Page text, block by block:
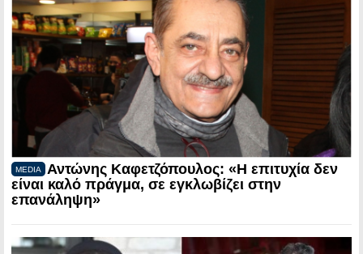
MEDIA
Αντώνης Καφετζόπουλος: «Η επιτυχία δεν
είναι καλό πράγμα, σε εγκλωβίζει στην
επανάληψη»